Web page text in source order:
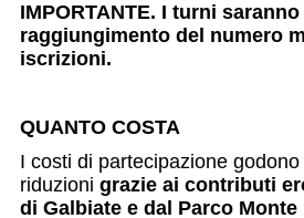
IMPORTANTE. I turni
raggiungimento del numero
iscrizioni.
QUANTO COSTA
I costi di partecipazione
riduzioni grazie ai contributi
di Galbiate e dal Parco Monte